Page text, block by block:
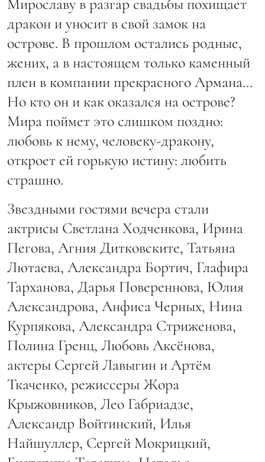
Мирославу в разгар свадьбы похищает
дракон и уносит в свой замок на
острове. В прошлом остались родные,
жених, а в настоящем только каменный
плен в компании прекрасного Армана…
Но кто он и как оказался на острове?
Мира поймет это слишком поздно:
любовь к нему, человеку-дракону,
откроет ей горькую истину: любить
страшно.
Звездными гостями вечера стали
актрисы Светлана Ходченкова, Ирина
Пегова, Агния Дитковските, Татьяна
Лютаева, Александра Бортич, Глафира
Тарханова, Дарья Повереннова, Юлия
Александрова, Анфиса Черных, Нина
Курпякова, Александра Стриженова,
Полина Гренц, Любовь Аксёнова,
актеры Сергей Лавыгин и Артём
Ткаченко, режиссеры Жора
Крыжовников, Лео Габриадзе,
Александр Войтинский, Илья
Найшуллер, Сергей Мокрицкий,